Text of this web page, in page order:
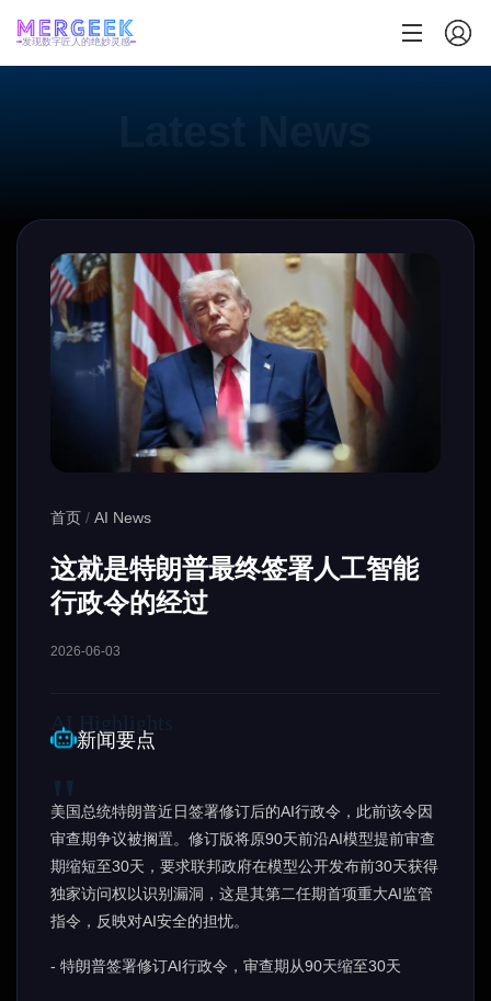
发现数字匠人的绝妙灵感
首页 / AI News
这就是特朗普最终签署人工智能
行政令的经过
2026-06-03
新闻要点
美国总统特朗普近日签署修订后的AI行政令，此前该令因
审查期争议被搁置。修订版将原90天前沿AI模型提前审查
期缩短至30天，要求联邦政府在模型公开发布前30天获得
独家访问权以识别漏洞，这是其第二任期首项重大AI监管
指令，反映对AI安全的担忧。
- 特朗普签署修订AI行政令，审查期从90天缩至30天